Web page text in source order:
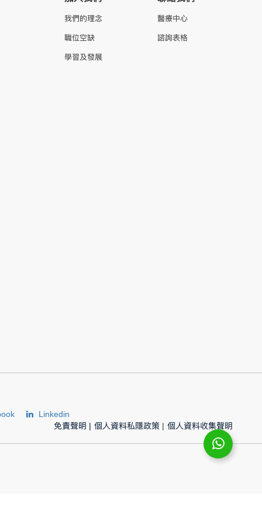
我們的理念
職位空缺
學習及發展
醫療中心
諮詢表格
Linkedin
免責聲明 | 個人資料私隱政策 | 個人資料收集聲明